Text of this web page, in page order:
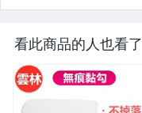
看此商品的人也看了